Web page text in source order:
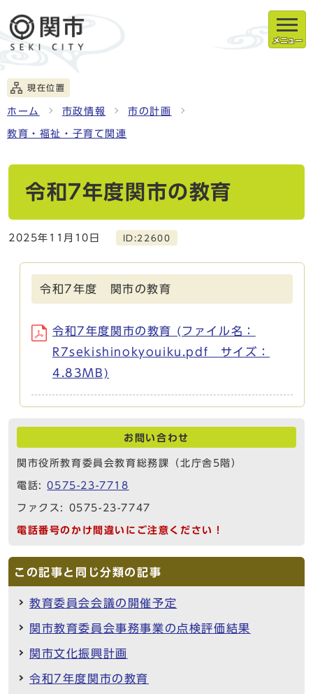
メニュー
現在位置
ホーム 市政情報 市の計画
教育・福祉・子育て関連
令和7年度関市の教育
2025年11月10日 ID:22600
令和7年度 関市の教育
令和7年度関市の教育 (ファイル名：
R7sekishinokyouiku.pdf サイズ：
4.83MB)
お問い合わせ
関市役所教育委員会教育総務課（北庁舎5階）
電話:0575-23-7718
ファクス: 0575-23-7747
電話番号のかけ間違いにご注意ください！
この記事と同じ分類の記事
教育委員会会議の開催予定
関市教育委員会事務事業の点検評価結果
関市文化振興計画
令和7年度関市の教育